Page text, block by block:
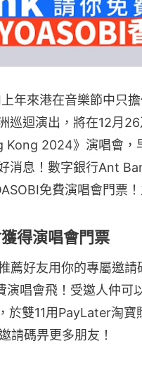
年來港在音樂節中只
巡迴演出，將在12月
Kong 2024》演唱會，
消息！數字銀行Ant
免費演唱會門票！
得演唱會門票
薦好友用你的專屬邀
唱會飛！受邀人仲可
於雙11用PayLater淘寶
請碼畀更多朋友！